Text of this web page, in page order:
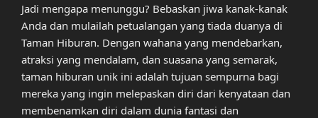
Jadi mengapa menunggu? Bebaskan jiwa kanak-kanak
Anda dan mulailah petualangan yang tiada duanya di
Taman Hiburan. Dengan wahana yang mendebarkan,
atraksi yang mendalam, dan suasana yang semarak,
taman hiburan unik ini adalah tujuan sempurna bagi
mereka yang ingin melepaskan diri dari kenyataan dan
membenamkan diri dalam dunia fantasi dan